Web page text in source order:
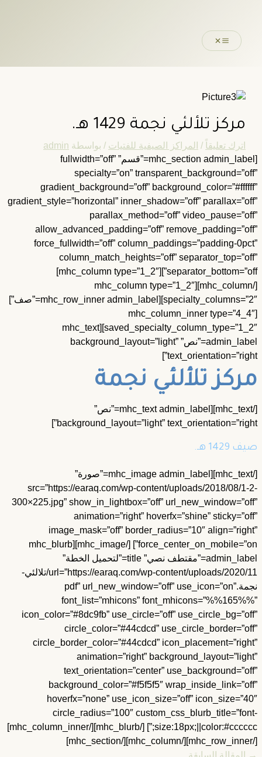
مركز تلألئي نجمة 1429 هـ.
اترك تعليقاً /المراكز الصيفية للفتيات / بواسطة admin
[mhc_section admin_label=”قسم” fullwidth=”off”
specialty=”on”
gradient_background=”off”
gradient_style=”horizontal” inner_shadow=”off”
parallax_method=”off”
allow_advanced_padding=”off”
force_fullwidth=”off” column_paddings=”padding-
column_match_heights=”off”
separator_bottom=”off”][mhc_column type=”1_2″]
[/mhc_column][mhc_column type=”1_2″
specialty_columns=”2″][mhc_row_inner admin_label=”صف”]
[mhc_column_inner
saved_specialty_column_type=”1_2″][mhc_text
admin_label=”نص” background_layout=”light”
تلألئي نجمة
[/mhc_text][mhc_text admin_label=”نص”
background_layout=”light”
1429 هـ.
[/mhc_text][mhc_image admin_label=”صورة”
src=”https://earaq.com/wp-content/uploads/2018/08/1-
300×225.jpg” show_in_lightbox=”off”
animation=”right” hoverfx=”shine”
image_mask=”off” border_radius=”10″
force_center_on_mobile=”on”] [/mhc_image][mhc_blurb
admin_label=”مقتطف نصي” title=”لتحميل الخطة”
url=”https://earaq.com/wp-content/uploads/2020/11/تلالئي-
نجمة.pdf” url_new_window=”off” use_icon=”on”
font_list=”mhicons”
icon_color=”#8dc9fb” use_circle=”off”
circle_color=”#44cdcd”
circle_border_color=”#44cdcd”
animation=”right”
text_orientation=”center”
background_color=”#f5f5f5″
hoverfx=”none” use_icon_size=”off”
circle_radius=”100″
size:18px;||color:#cccccc;”] [/mhc_blurb][/mhc_column_inner]
المقالة السابقة